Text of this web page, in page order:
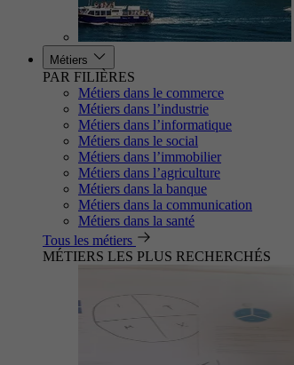
Métiers
PAR FILIÈRES
Métiers dans le commerce
Métiers dans l’industrie
Métiers dans l’informatique
Métiers dans le social
Métiers dans l’immobilier
Métiers dans l’agriculture
Métiers dans la banque
Métiers dans la communication
Métiers dans la santé
Tous les métiers
MÉTIERS LES PLUS RECHERCHÉS